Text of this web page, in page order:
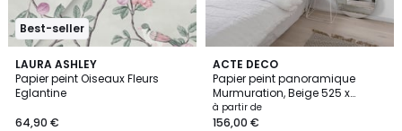
Best-seller
LAURA ASHLEY
Papier peint Oiseaux Fleurs
Eglantine
64,90 €
5
/
5
ACTE DECO
Papier peint panoramique
Murmuration, Beige 525 x
250cm
à partir de
156,00 €
3
Couleurs